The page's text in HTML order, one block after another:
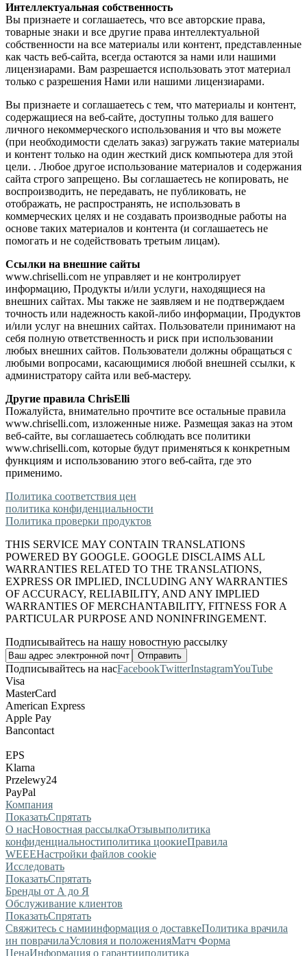
Интеллектуальная собственность
Вы признаете и соглашаетесь, что все авторские права,
товарные знаки и все другие права интеллектуальной
собственности на все материалы или контент, представленные
как часть веб-сайта, всегда остаются за нами или нашими
лицензиарами. Вам разрешается использовать этот материал
только с разрешения Нами или нашими лицензиарами.
Вы признаете и соглашаетесь с тем, что материалы и контент,
содержащиеся на веб-сайте, доступны только для вашего
личного некоммерческого использования и что вы можете
(при необходимости сделать заказ) загружать такие материалы
и контент только на один жесткий диск компьютера для этой
цели. . Любое другое использование материалов и содержания
сайта строго запрещено. Вы соглашаетесь не копировать, не
воспроизводить, не передавать, не публиковать, не
отображать, не распространять, не использовать в
коммерческих целях и не создавать производные работы на
основе таких материалов и контента (и соглашаетесь не
помогать и не содействовать третьим лицам).
Ссылки на внешние сайты
www.chriselli.com не управляет и не контролирует
информацию, Продукты и/или услуги, находящиеся на
внешних сайтах. Мы также не заявляем и не подтверждаем
точность или надежность какой-либо информации, Продуктов
и/или услуг на внешних сайтах. Пользователи принимают на
себя полную ответственность и риск при использовании
любых внешних сайтов. Пользователи должны обращаться с
любыми вопросами, касающимися любой внешней ссылки, к
администратору сайта или веб-мастеру.
Другие правила ChrisElli
Пожалуйста, внимательно прочтите все остальные правила
www.chriselli.com, изложенные ниже. Размещая заказ на этом
веб-сайте, вы соглашаетесь соблюдать все политики
www.chriselli.com, которые будут применяться к конкретным
функциям и использованию этого веб-сайта, где это
применимо.
Политика соответствия цен
политика конфиденциальности
Политика проверки продуктов
THIS SERVICE MAY CONTAIN TRANSLATIONS
POWERED BY GOOGLE. GOOGLE DISCLAIMS ALL
WARRANTIES RELATED TO THE TRANSLATIONS,
EXPRESS OR IMPLIED, INCLUDING ANY WARRANTIES
OF ACCURACY, RELIABILITY, AND ANY IMPLIED
WARRANTIES OF MERCHANTABILITY, FITNESS FOR A
PARTICULAR PURPOSE AND NONINFRINGEMENT.
Подписывайтесь на нашу новостную рассылку
Подписывайтесь на насFacebookTwitterInstagramYouTube
Visa
MasterCard
American Express
Apple Pay
Bancontact
EPS
Klarna
Przelewy24
PayPal
Компания
ПоказатьСпрятать
О насНовостная рассылкаОтзывыполитика
конфиденциальностиполитика цоокиеПравила
WEEEНастройки файлов cookie
Исследовать
ПоказатьСпрятать
Бренды от А до Я
Обслуживание клиентов
ПоказатьСпрятать
Свяжитесь с намиинформация о доставкеПолитика врачила
ин поврачилаУсловия и положенияМатч Форма
ЦенаИнформация о гарантииполитика